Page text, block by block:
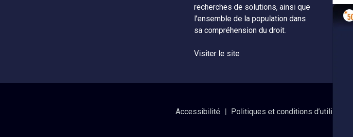
recherches de solutions, ainsi que
l'ensemble de la population dans
sa compréhension du droit.
Visiter le site
Accessibilité Politiques et conditions d’utilisations